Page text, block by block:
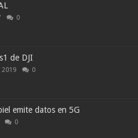
0
de DJI
0
emite datos en 5G
0